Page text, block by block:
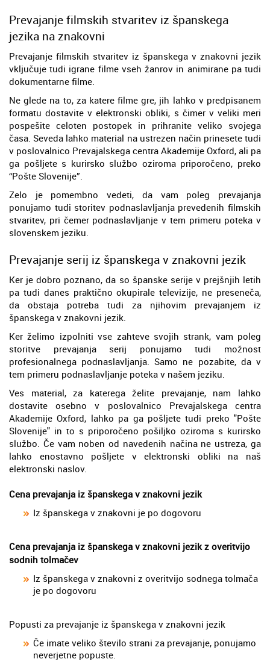
Prevajanje filmskih stvaritev iz španskega
jezika na znakovni
Prevajanje filmskih stvaritev iz španskega v znakovni jezik
vključuje tudi igrane filme vseh žanrov in animirane pa tudi
dokumentarne filme.
Ne glede na to, za katere filme gre, jih lahko v predpisanem
formatu dostavite v elektronski obliki, s čimer v veliki meri
pospešite celoten postopek in prihranite veliko svojega
časa. Seveda lahko material na ustrezen način prinesete tudi
v poslovalnico Prevajalskega centra Akademije Oxford, ali pa
ga pošljete s kurirsko službo oziroma priporočeno, preko
“Pošte Slovenije”.
Zelo je pomembno vedeti, da vam poleg prevajanja
ponujamo tudi storitev podnaslavljanja prevedenih filmskih
stvaritev, pri čemer podnaslavljanje v tem primeru poteka v
slovenskem jeziku.
Prevajanje serij iz španskega v znakovni jezik
Ker je dobro poznano, da so španske serije v prejšnjih letih
pa tudi danes praktično okupirale televizije, ne preseneča,
da obstaja potreba tudi za njihovim prevajanjem iz
španskega v znakovni jezik.
Ker želimo izpolniti vse zahteve svojih strank, vam poleg
storitve prevajanja serij ponujamo tudi možnost
profesionalnega podnaslavljanja. Samo ne pozabite, da v
tem primeru podnaslavljanje poteka v našem jeziku.
Ves material, za katerega želite prevajanje, nam lahko
dostavite osebno v poslovalnico Prevajalskega centra
Akademije Oxford, lahko pa ga pošljete tudi preko "Pošte
Slovenije" in to s priporočeno pošiljko oziroma s kurirsko
službo. Če vam noben od navedenih načina ne ustreza, ga
lahko enostavno pošljete v elektronski obliki na naš
elektronski naslov.
Cena prevajanja iz španskega v znakovni jezik
Iz španskega v znakovni je po dogovoru
Cena prevajanja iz španskega v znakovni jezik z overitvijo
sodnih tolmačev
Iz španskega v znakovni z overitvijo sodnega tolmača
je po dogovoru
Popusti za prevajanje iz španskega v znakovni jezik
Če imate veliko število strani za prevajanje, ponujamo
neverjetne popuste.